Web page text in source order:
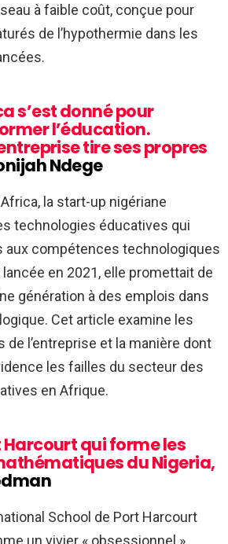
à faible coût, conçue pour
de l’hypothermie dans les
s’est donné pour
l’éducation.
tire ses propres
Ndege
la start-up nigériane
technologies éducatives qui
aux compétences technologiques
en 2021, elle promettait de
génération à des emplois dans
Cet article examine les
l’entreprise et la manière dont
les failles du secteur des
en Afrique.
Harcourt qui forme les
du Nigeria,
School de Port Harcourt
un vivier « obsessionnel »